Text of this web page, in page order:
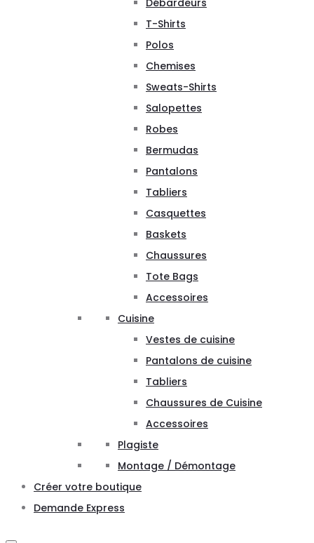
Débardeurs
T-Shirts
Polos
Chemises
Sweats-Shirts
Salopettes
Robes
Bermudas
Pantalons
Tabliers
Casquettes
Baskets
Chaussures
Tote Bags
Accessoires
Cuisine
Vestes de cuisine
Pantalons de cuisine
Tabliers
Chaussures de Cuisine
Accessoires
Plagiste
Montage / Démontage
Créer votre boutique
Demande Express